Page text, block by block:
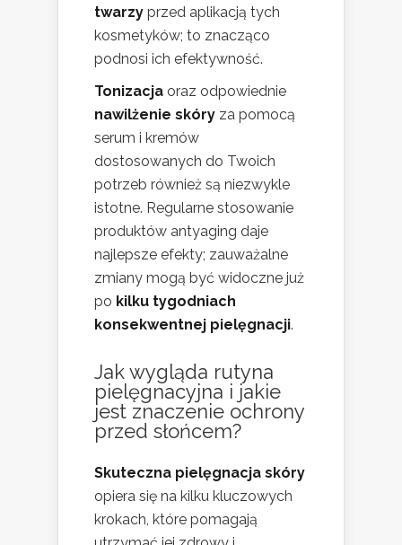
twarzy przed aplikacją tych
kosmetyków; to znacząco
podnosi ich efektywność.
Tonizacja oraz odpowiednie
nawilżenie skóry za pomocą
serum i kremów
dostosowanych do Twoich
potrzeb również są niezwykle
istotne. Regularne stosowanie
produktów antyaging daje
najlepsze efekty; zauważalne
zmiany mogą być widoczne już
po kilku tygodniach
konsekwentnej pielęgnacji.
Jak wygląda rutyna
pielęgnacyjna i jakie
jest znaczenie ochrony
przed słońcem?
Skuteczna pielęgnacja skóry
opiera się na kilku kluczowych
krokach, które pomagają